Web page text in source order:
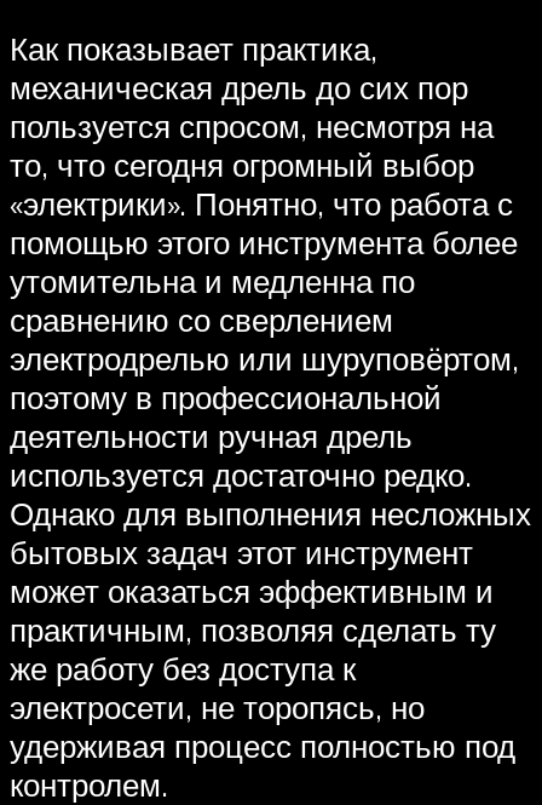
Как показывает практика,
механическая дрель до сих пор
пользуется спросом, несмотря на
то, что сегодня огромный выбор
«электрики». Понятно, что работа с
помощью этого инструмента более
утомительна и медленна по
сравнению со сверлением
электродрелью или шуруповёртом,
поэтому в профессиональной
деятельности ручная дрель
используется достаточно редко.
Однако для выполнения несложных
бытовых задач этот инструмент
может оказаться эффективным и
практичным, позволяя сделать ту
же работу без доступа к
электросети, не торопясь, но
удерживая процесс полностью под
контролем.